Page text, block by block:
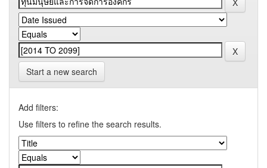
Start a new search
Add filters:
Use filters to refine the search results.